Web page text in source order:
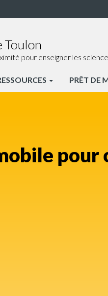
Toulon
pour enseigner les
PRÊT DE